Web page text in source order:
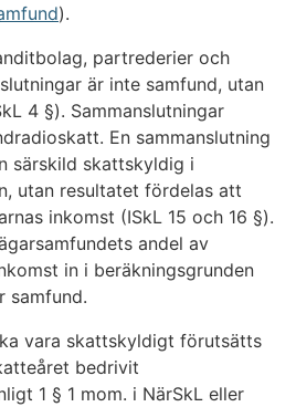
).
partrederier och
är inte samfund, utan
4 §). Sammanslutningar
En sammanslutning
särskild skattskyldig i
utan resultatet fördelas att
inkomst (ISkL 15 och 16 §).
andel av
in i beräkningsgrunden
samfund.
vara skattskyldigt förutsätts
bedrivit
1 § 1 mom. i NärSkL eller